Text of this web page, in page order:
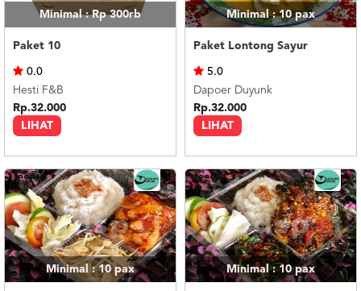
Minimal : Rp 300rb
Paket 10
LIHAT
0.0
Hesti F&B
Rp.32.000
Minimal : 10pax
Paket Lontong Sayur
LIHAT
5.0
Dapoer Duyunk
Rp.32.000
Minimal : 10pax Minimal : 10pax